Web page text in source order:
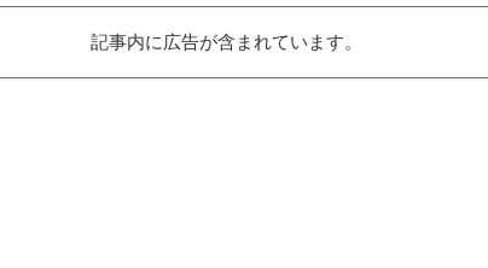
記事内に広告が含まれています。